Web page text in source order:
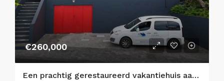
€260,000
Een prachtig gerestaureerd vakantiehuis aan de kust op het eiland Faial, Azoren!